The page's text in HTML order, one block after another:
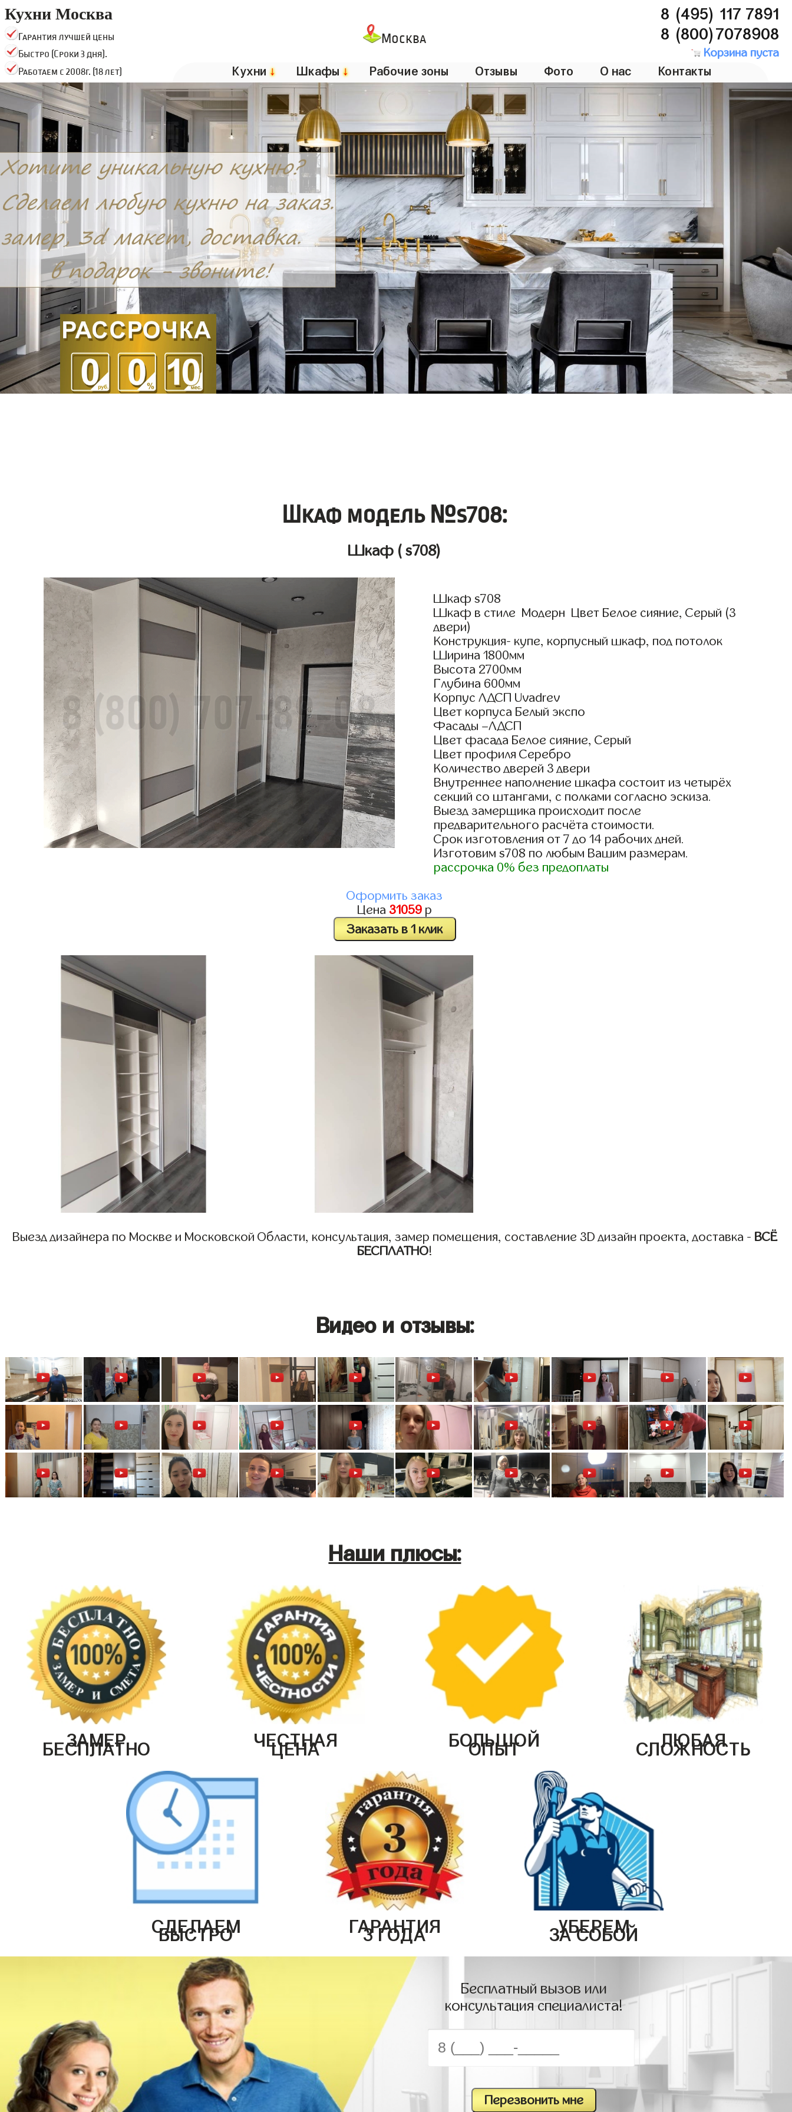
Кухни Москва
Гарантия лучшей цены
Быстро (Сроки 3 дня).
Работаем с 2008г. (18 лет)
Москва
8 (495) 117 7891
8 (800)7078908
Корзина пуста
Кухни↓ Шкафы↓ Рабочие зоны Отзывы Фото О нас Контакты
Шкаф модель №s708:
Шкаф ( s708)
Шкаф s708
Шкаф в стиле Модерн Цвет Белое сияние, Серый (3
двери)
Конструкция- купе, корпусный шкаф, под потолок
Ширина 1800мм
Высота 2700мм
Глубина 600мм
Корпус ЛДСП Uvadrev
Цвет корпуса Белый экспо
Фасады –ЛДСП
Цвет фасада Белое сияние, Серый
Цвет профиля Серебро
Количество дверей 3 двери
Внутреннее наполнение шкафа состоит из четырёх
секций со штангами, с полками согласно эскиза.
Выезд замерщика происходит после
предварительного расчёта стоимости.
Срок изготовления от 7 до 14 рабочих дней.
Изготовим s708 по любым Вашим размерам.
рассрочка 0% без предоплаты
Оформить заказ
Цена 31059 р
Заказать в 1 клик
Выезд дизайнера по Москве и Московской Области, консультация, замер помещения, составление 3D дизайн проекта, доставка - ВСЁ
БЕСПЛАТНО!
Видео и отзывы:
Наши плюсы:
ЗАМЕР
БЕСПЛАТНО ЧЕСТНАЯ
ЦЕНА БОЛЬШОЙ
ОПЫТ ЛЮБАЯ
СЛОЖНОСТЬ
СДЕЛАЕМ
БЫСТРО ГАРАНТИЯ
3 ГОДА УБЕРЕМ
ЗА СОБОЙ
Бесплатный вызов или
консультация специалиста!